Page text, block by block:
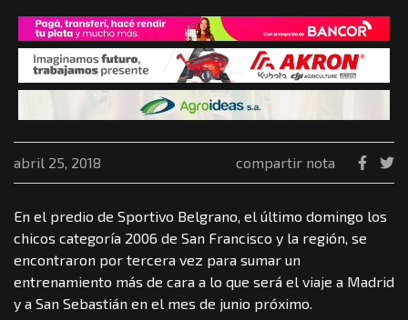
abril 25, 2018 compartir nota
En el predio de Sportivo Belgrano, el último domingo los
chicos categoría 2006 de San Francisco y la región, se
encontraron por tercera vez para sumar un
entrenamiento más de cara a lo que será el viaje a Madrid
y a San Sebastián en el mes de junio próximo.